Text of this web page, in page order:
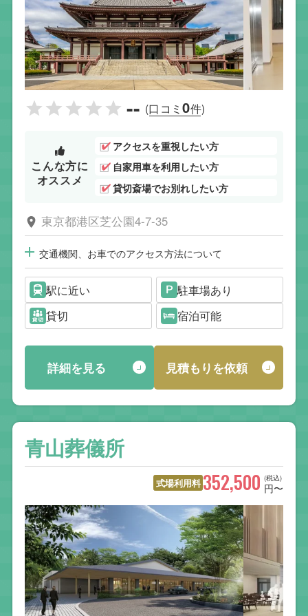
-- (口コミ0件)
こんな方に
オススメ
アクセスを重視したい方
自家用車を利用したい方
貸切斎場でお別れしたい方
東京都港区芝公園4-7-35
交通機関、お車でのアクセス方法について
駅に近い
駐車場あり
貸切
宿泊可能
詳細を見る 見積もりを依頼
青山葬儀所
式場利用料 (税込)
352,500 円〜